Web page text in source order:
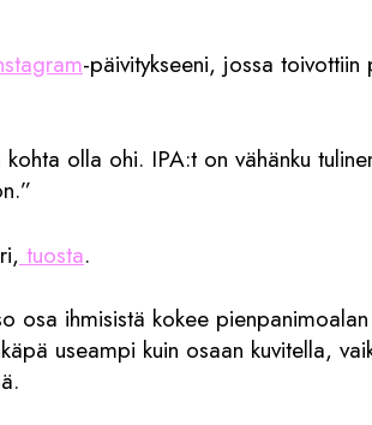
-päivitykseeni, jossa toivottiin
olla ohi. IPA:t on vähänku
tuosta.
osa ihmisistä kokee
useampi kuin osaan kuvitella,